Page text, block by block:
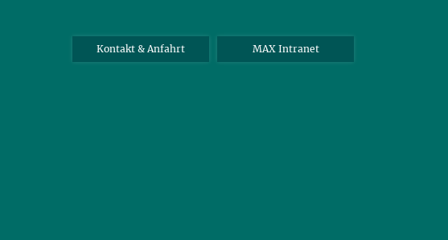
Kontakt & Anfahrt MAX Intranet